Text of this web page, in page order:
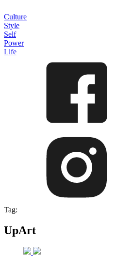
Culture
Style
Self
Power
Life
Tag:
UpArt